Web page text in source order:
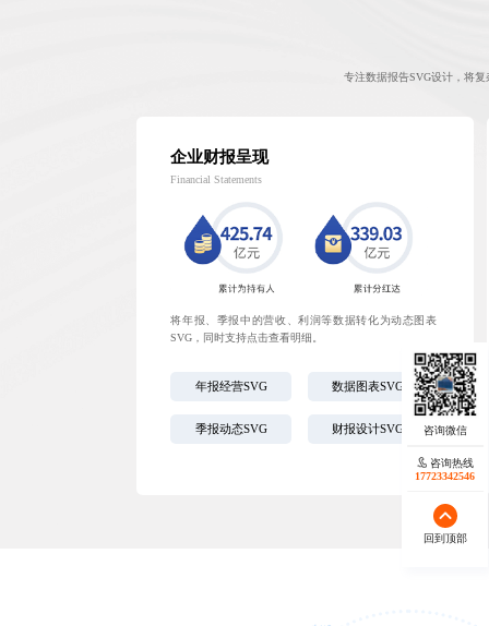
专注数据报告SVG设计，将
企业财报呈现
Financial Statements
将年报、季报中的营收、利润等数据转化为动态图表
SVG，同时支持点击查看明细。
年报经营SVG 数据图表SVG
季报动态SVG 财报设计SVG
咨询热线
17723342546
回到顶部